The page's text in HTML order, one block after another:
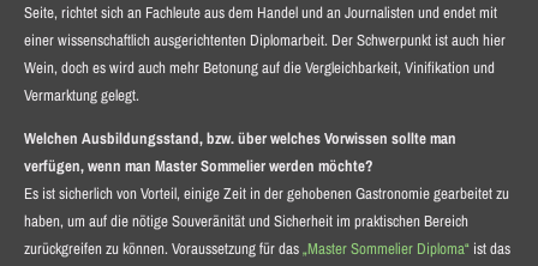
Seite, richtet sich an Fachleute aus dem Handel und an Journalisten und endet mit
einer wissenschaftlich ausgerichtenten Diplomarbeit. Der Schwerpunkt ist auch hier
Wein, doch es wird auch mehr Betonung auf die Vergleichbarkeit, Vinifikation und
Vermarktung gelegt.
Welchen Ausbildungsstand, bzw. über welches Vorwissen sollte man
verfügen, wenn man Master Sommelier werden möchte?
Es ist sicherlich von Vorteil, einige Zeit in der gehobenen Gastronomie gearbeitet zu
haben, um auf die nötige Souveränität und Sicherheit im praktischen Bereich
zurückgreifen zu können. Voraussetzung für das„Master Sommelier Diploma“ist das